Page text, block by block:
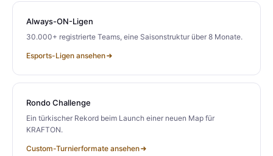
Always-ON-Ligen
30.000+ registrierte Teams, eine Saisonstruktur über 8 Monate.
Esports-Ligen ansehen
Rondo Challenge
Ein türkischer Rekord beim Launch einer neuen Map für
KRAFTON.
Custom-Turnierformate ansehen